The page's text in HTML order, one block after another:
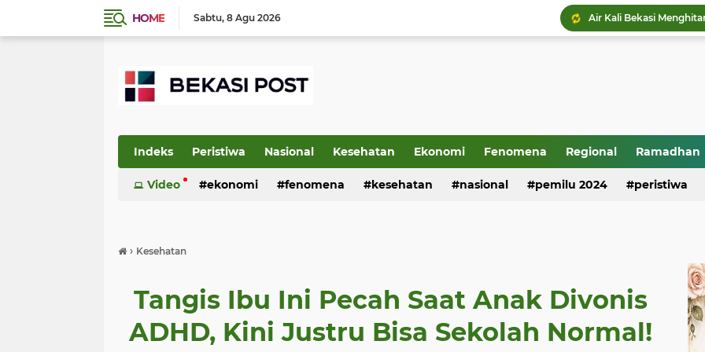
HOME Sabtu 8 Agu 2026
Indeks Peristiwa Nasional Kesehatan Ekonomi Fenomena Regional Ramadhan
Video ekonomi fenomena kesehatan nasional pemilu 2024 peristiwa
› Kesehatan
Tangis Ibu Ini Pecah Saat Anak Divonis
ADHD, Kini Justru Bisa Sekolah Normal!